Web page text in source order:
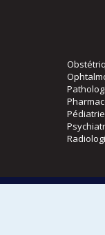
Pédiatrie